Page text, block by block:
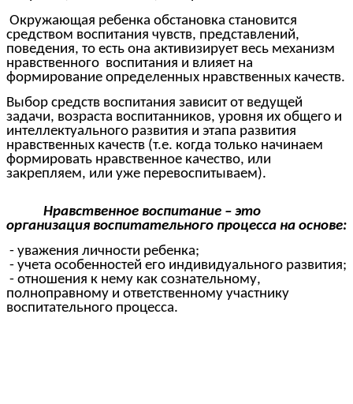
Окружающая ребенка обстановка становится
средством воспитания чувств, представлений,
поведения, то есть она активизирует весь механизм
нравственного воспитания и влияет на
формирование определенных нравственных качеств.
Выбор средств воспитания зависит от ведущей
задачи, возраста воспитанников, уровня их общего и
интеллектуального развития и этапа развития
нравственных качеств (т.е. когда только начинаем
формировать нравственное качество, или
закрепляем, или уже перевоспитываем).
Нравственное воспитание – это
организация воспитательного процесса на основе:
- уважения личности ребенка;
- учета особенностей его индивидуального развития;
- отношения к нему как сознательному,
полноправному и ответственному участнику
воспитательного процесса.